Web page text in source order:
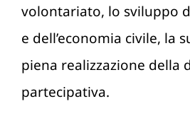
volontariato, lo sviluppo
e dell’economia civile, la
piena realizzazione della
partecipativa.